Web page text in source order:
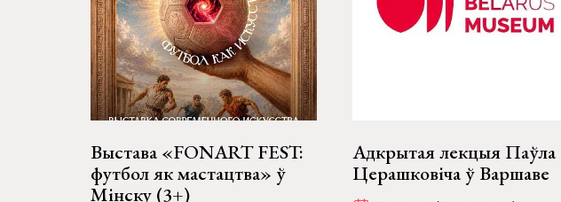
Выстава «FONART FEST:
футбол як мастацтва» ў
Мінску (3+)
Адкрытая лекцыя Паўла
Церашковіча ў Варшаве